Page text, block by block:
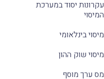
עקרונות יסוד במערכת
המיסוי
מיסוי בינלאומי
מיסוי שוק ההון
מס ערך מוסף